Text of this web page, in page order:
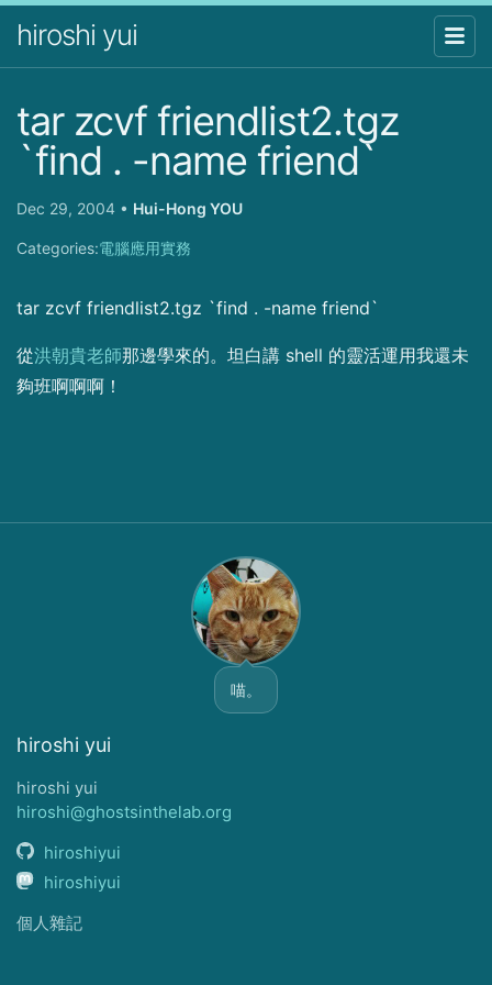
hiroshi yui
tar zcvf friendlist2.tgz
`find . -name friend`
Dec 29, 2004 • Hui-Hong YOU
Categories:電腦應用實務
tar zcvf friendlist2.tgz `find . -name friend`
從洪朝貴老師那邊學來的。坦白講 shell 的靈活運用我還未
夠班啊啊啊！
喵。
hiroshi yui
hiroshi yui
hiroshi@ghostsinthelab.org
hiroshiyui
hiroshiyui
個人雜記